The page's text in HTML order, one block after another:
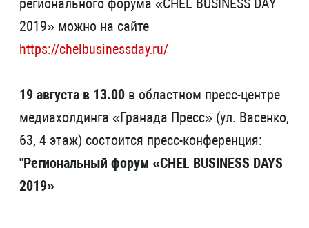
регионального форума «CHEL BUSINESS DAY
2019» можно на сайте
https://chelbusinessday.ru/
19 августа в 13.00 в областном пресс-центре
медиахолдинга «Гранада Пресс» (ул. Васенко,
63, 4 этаж) состоится пресс-конференция:
"Региональный форум «CHEL BUSINESS DAYS
2019»